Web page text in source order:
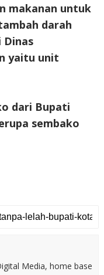
makanan untuk
darah
Dinas
yaitu unit
dari Bupati
sembako
Media, home base